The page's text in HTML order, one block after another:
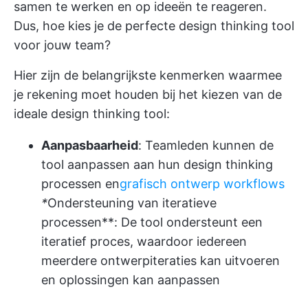
samen te werken en op ideeën te reageren.
Dus, hoe kies je de perfecte design thinking tool
voor jouw team?
Hier zijn de belangrijkste kenmerken waarmee
je rekening moet houden bij het kiezen van de
ideale design thinking tool:
Aanpasbaarheid: Teamleden kunnen de
tool aanpassen aan hun design thinking
processen engrafisch ontwerp workflows
*Ondersteuning van iteratieve
processen**: De tool ondersteunt een
iteratief proces, waardoor iedereen
meerdere ontwerpiteraties kan uitvoeren
en oplossingen kan aanpassen